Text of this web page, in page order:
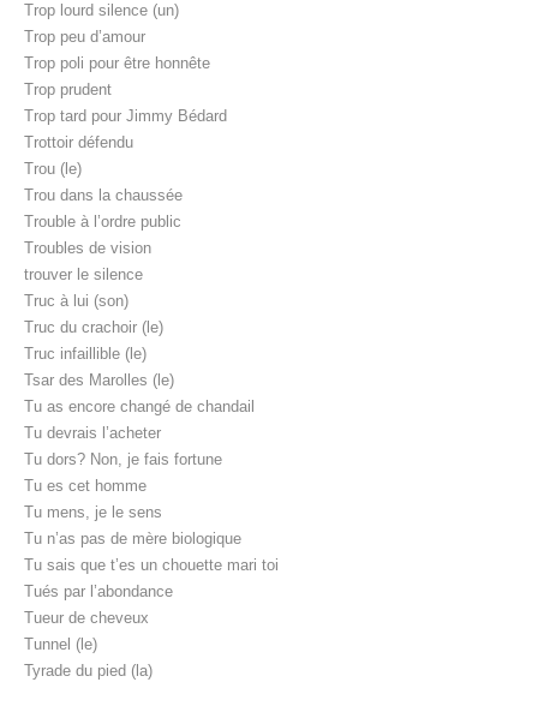
Trop lourd silence (un)
Trop peu d’amour
Trop poli pour être honnête
Trop prudent
Trop tard pour Jimmy Bédard
Trottoir défendu
Trou (le)
Trou dans la chaussée
Trouble à l’ordre public
Troubles de vision
trouver le silence
Truc à lui (son)
Truc du crachoir (le)
Truc infaillible (le)
Tsar des Marolles (le)
Tu as encore changé de chandail
Tu devrais l’acheter
Tu dors? Non, je fais fortune
Tu es cet homme
Tu mens, je le sens
Tu n’as pas de mère biologique
Tu sais que t’es un chouette mari toi
Tués par l’abondance
Tueur de cheveux
Tunnel (le)
Tyrade du pied (la)